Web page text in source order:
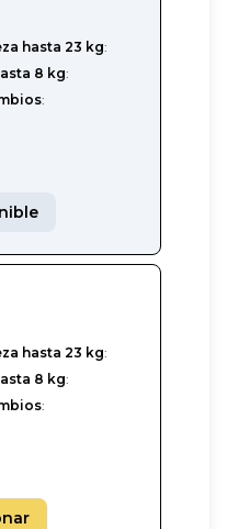
hasta 23 kg:
8 kg:
:
hasta 23 kg:
8 kg:
: